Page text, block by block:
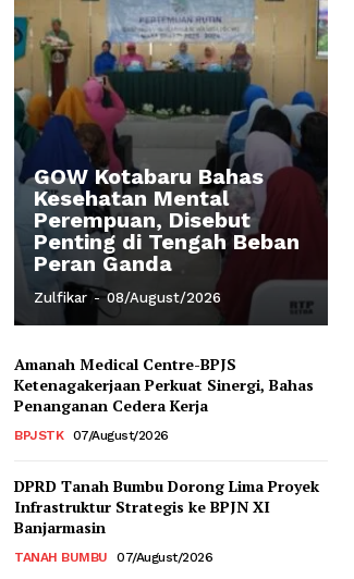
GOW Kotabaru Bahas
Kesehatan Mental
Perempuan, Disebut
Penting di Tengah Beban
Peran Ganda
Zulfikar - 08/August/2026
Amanah Medical Centre-BPJS
Ketenagakerjaan Perkuat Sinergi, Bahas
Penanganan Cedera Kerja
BPJSTK 07/August/2026
DPRD Tanah Bumbu Dorong Lima Proyek
Infrastruktur Strategis ke BPJN XI
Banjarmasin
TANAH BUMBU 07/August/2026